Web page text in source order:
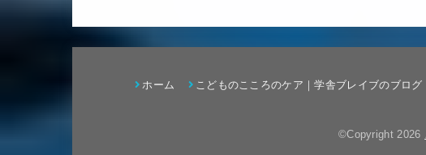
ホーム こどものこころのケア｜学舎ブレイブのブログ
©Copyright 2026